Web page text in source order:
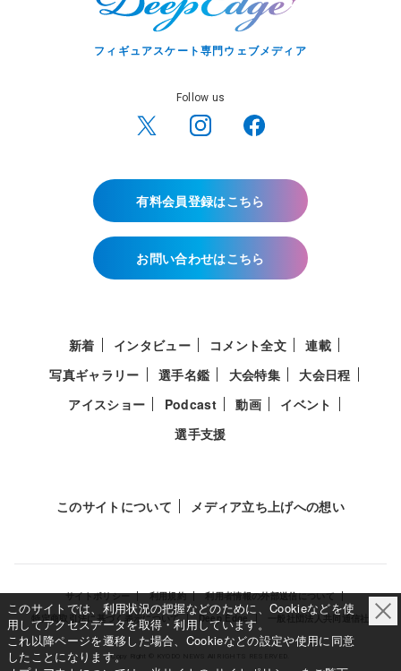
フィギュアスケート専門ウェブメディア
Follow us
有料会員登録はこちら
お問い合わせはこちら
新着 インタビュー コメント全文
連載
写真ギャラリー
選手名鑑 大会特集
大会日程
アイスショー
Podcast 動画
イベント
選手支援
このサイトについて メディア立ち上げへの想い
サイトポリシー 利用規約
利用者情報の外部送信について
特定商取引法に基づく表示について
Deep Edge 一般社団法人共同通信社
Copy Right © KYODO NEWS All RIGHTS RESERVED.
このサイトでは、利用状況の把握などのために、Cookieなどを使
用してアクセスデータを取得・利用しています。
これ以降ページを遷移した場合、Cookieなどの設定や使用に同意
したことになります。